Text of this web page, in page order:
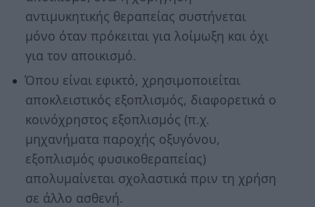
αντιμυκητικής θεραπείας συστήνεται
μόνο όταν πρόκειται για λοίμωξη και όχι
για τον αποικισμό.
Όπου είναι εφικτό, χρησιμοποιείται
αποκλειστικός εξοπλισμός, διαφορετικά ο
κοινόχρηστος εξοπλισμός (π.χ.
μηχανήματα παροχής οξυγόνου,
εξοπλισμός φυσικοθεραπείας)
απολυμαίνεται σχολαστικά πριν τη χρήση
σε άλλο ασθενή.